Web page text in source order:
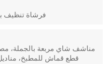
فرشاة تنظيف
مناشف شاي مربعة بالجملة،
قطع قماش للمطبخ،